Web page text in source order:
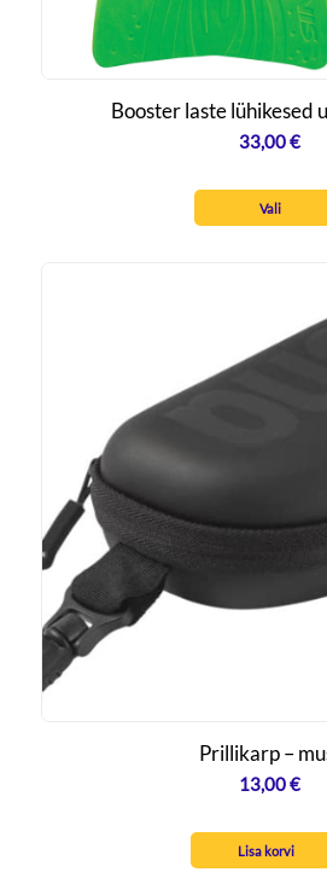
Booster laste lühikesed
33,00€
Vali
Prillikarp –
13,00€
Lisa korvi